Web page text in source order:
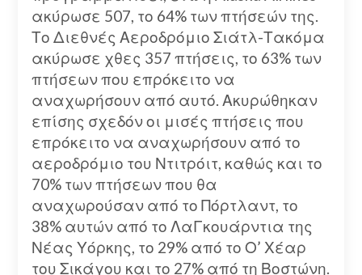
ακύρωσε 507, το 64% των πτήσεών της.
Το Διεθνές Αεροδρόμιο Σιάτλ-Τακόμα
ακύρωσε χθες 357 πτήσεις, το 63% των
πτήσεων που επρόκειτο να
αναχωρήσουν από αυτό. Ακυρώθηκαν
επίσης σχεδόν οι μισές πτήσεις που
επρόκειτο να αναχωρήσουν από το
αεροδρόμιο του Ντιτρόιτ, καθώς και το
70% των πτήσεων που θα
αναχωρούσαν από το Πόρτλαντ, το
38% αυτών από το ΛαΓκουάρντια της
Νέας Υόρκης, το 29% από το Ο’ Χέαρ
του Σικάγου και το 27% από τη Βοστώνη.